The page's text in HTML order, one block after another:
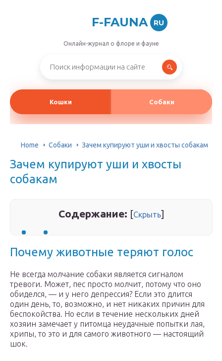
F-FAUNA RU
Онлайн-журнал о флоре и фауне
Кошки Собаки
Home Собаки Зачем купируют уши и хвосты собакам
Зачем купируют уши и хвосты
собакам
Содержание: [Скрыть]
Почему животные теряют голос
Не всегда молчание собаки является сигналом
тревоги. Может, пес просто молчит, потому что оно
обиделся, — и у него депрессия? Если это длится
один день, то, возможно, и нет никаких причин для
беспокойства. Но если в течение нескольких дней
хозяин замечает у питомца неудачные попытки лая,
хрипы, то это и для самого животного — настоящий
шок.